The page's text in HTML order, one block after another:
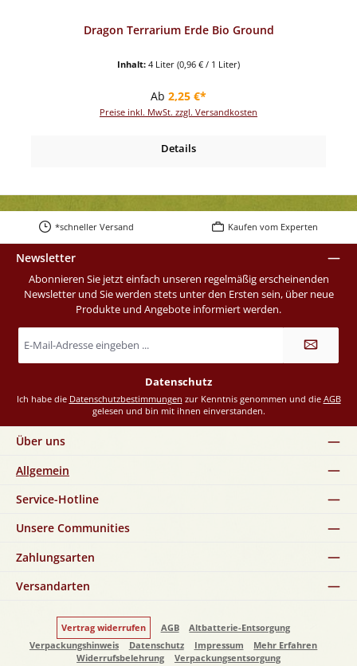
Dragon Terrarium Erde Bio Ground
Inhalt: 4 Liter (0,96 € / 1 Liter)
Regulärer Preis:
Ab 2,25 €*
Preise inkl. MwSt. zzgl. Versandkosten
Details
*schneller Versand Kaufen vom Experten
Newsletter
Abonnieren Sie jetzt einfach unseren regelmäßig erscheinenden
Newsletter und Sie werden stets unter den Ersten sein, über neue
Produkte und Angebote informiert werden.
Mail-
Datenschutz
Ich habe die Datenschutzbestimmungen zur Kenntnis genommen und die AGB
gelesen und bin mit ihnen einverstanden.
Über uns
Allgemein
Service-Hotline
Unsere Communities
Zahlungsarten
Versandarten
Vertrag widerrufen AGB
Altbatterie-Entsorgung
Verpackungshinweis
Datenschutz Impressum
Mehr Erfahren
Widerrufsbelehrung
Verpackungsentsorgung